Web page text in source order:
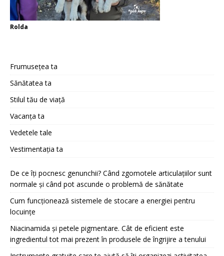
Rolda
Frumusețea ta
Sănătatea ta
Stilul tău de viață
Vacanța ta
Vedetele tale
Vestimentația ta
De ce îți pocnesc genunchii? Când zgomotele articulațiilor sunt
normale și când pot ascunde o problemă de sănătate
Cum funcționează sistemele de stocare a energiei pentru
locuințe
Niacinamida și petele pigmentare. Cât de eficient este
ingredientul tot mai prezent în produsele de îngrijire a tenului